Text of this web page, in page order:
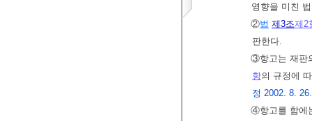
영향을 미친
②법 제3조제2
판한다.
③항고는 재판
항의 규정에
정 2002. 8.
④항고를 함에